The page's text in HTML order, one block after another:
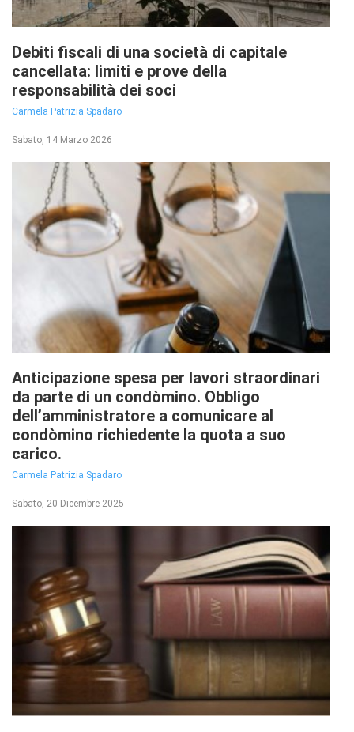
Debiti fiscali di una società di capitale
cancellata: limiti e prove della
responsabilità dei soci
Carmela Patrizia Spadaro
Sabato, 14 Marzo 2026
Anticipazione spesa per lavori straordinari
da parte di un condòmino. Obbligo
dell’amministratore a comunicare al
condòmino richiedente la quota a suo
carico.
Carmela Patrizia Spadaro
Sabato, 20 Dicembre 2025